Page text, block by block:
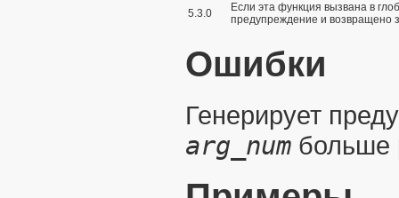
5.3.0
Если эта функция вызвана в
предупреждение и возвращено
Ошибки
Генерирует
arg_num больше